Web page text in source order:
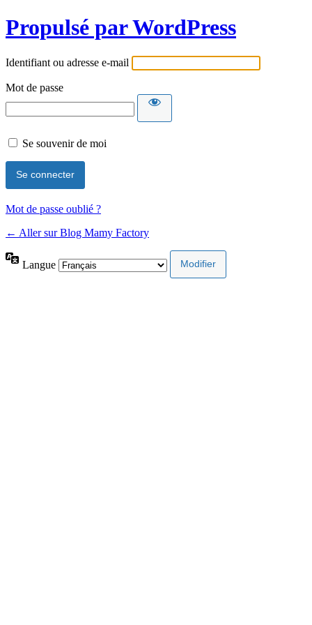
Propulsé par WordPress
Identifiant ou adresse e-mail
Mot de passe
Se souvenir de moi
Mot de passe oublié ?
← Aller sur Blog Mamy Factory
Langue